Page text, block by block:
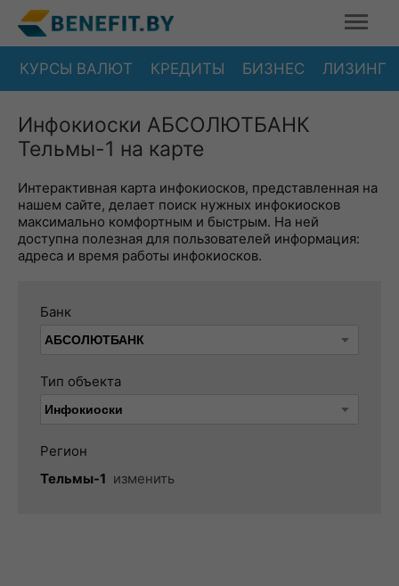
КУРСЫ ВАЛЮТ КРЕДИТЫ БИЗНЕС ЛИЗИНГ
Инфокиоски АБСОЛЮТБАНК
Тельмы-1 на карте
Интерактивная карта инфокиосков, представленная на
нашем сайте, делает поиск нужных инфокиосков
максимально комфортным и быстрым. На ней
доступна полезная для пользователей информация:
адреса и время работы инфокиосков.
Банк
Тип объекта
Регион
Тельмы-1 изменить